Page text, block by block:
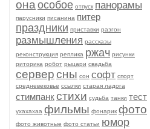
она особое отпуск панорамы
парусники писанина питер
праздники приставки разгон
размышления рассказы
реконструкция реплика ржач рисунки
риторика робот рыцари свадьба
серверсны сон софт спорт
средневековье ссылки старая ладога
стимпанкстихи судьба танки тест
ухахахаа фильмы фонарик фото
фото животные фото статьи юмор